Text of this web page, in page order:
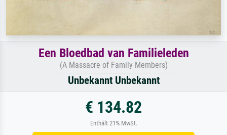
Een Bloedbad van Familieleden
(A Massacre of Family Members)
Unbekannt Unbekannt
€ 134.82
Enthält 21% MwSt.